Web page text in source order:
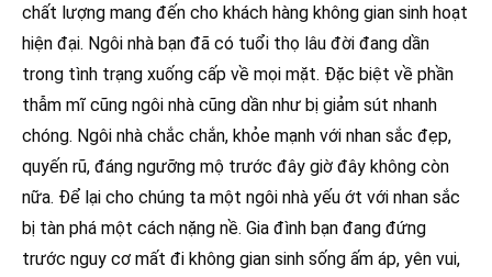
chất lượng mang đến cho khách hàng không gian sinh hoạt
hiện đại. Ngôi nhà bạn đã có tuổi thọ lâu đời đang dần
trong tình trạng xuống cấp về mọi mặt. Đặc biệt về phần
thẫm mĩ cũng ngôi nhà cũng dần như bị giảm sút nhanh
chóng. Ngôi nhà chắc chắn, khỏe mạnh với nhan sắc đẹp,
quyến rũ, đáng ngưỡng mộ trước đây giờ đây không còn
nữa. Để lại cho chúng ta một ngôi nhà yếu ớt với nhan sắc
bị tàn phá một cách nặng nề. Gia đình bạn đang đứng
trước nguy cơ mất đi không gian sinh sống ấm áp, yên vui,